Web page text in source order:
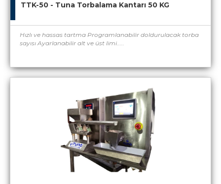
TTK-50 - Tuna Torbalama Kantarı 50 KG
Hızlı ve hassas tartma Programlanabilir doldurulacak torba
sayısı Ayarlanabilir alt ve üst limi.....